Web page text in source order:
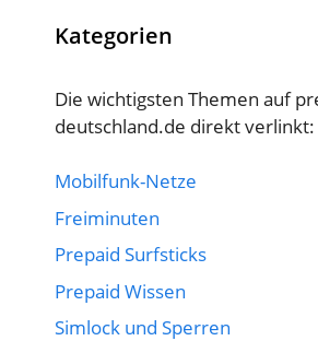
Kategorien
Die wichtigsten Themen auf
deutschland.de direkt verlinkt:
Mobilfunk-Netze
Freiminuten
Prepaid Surfsticks
Prepaid Wissen
Simlock und Sperren